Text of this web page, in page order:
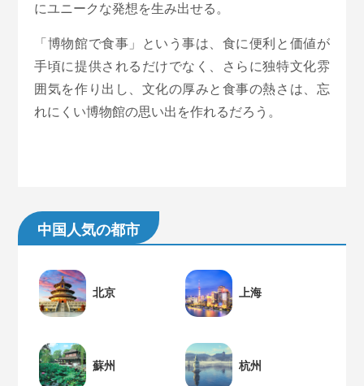
にユニークな発想を生み出せる。
「博物館で食事」という事は、食に便利と価値が
手頃に提供されるだけでなく、さらに独特文化雰
囲気を作り出し、文化の厚みと食事の熱さは、忘
れにくい博物館の思い出を作れるだろう。
中国人気の都市
北京 上海
蘇州 杭州